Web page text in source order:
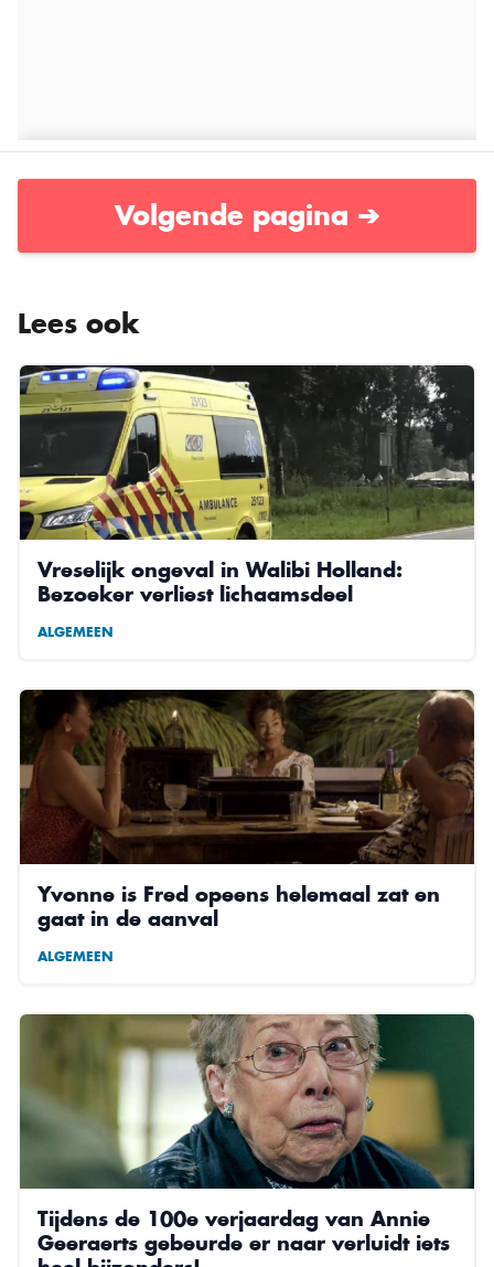
Volgende pagina ➔
Lees ook
Vreselijk ongeval in Walibi Holland:
Bezoeker verliest lichaamsdeel
ALGEMEEN
Yvonne is Fred opeens helemaal zat en
gaat in de aanval
ALGEMEEN
Tijdens de 100e verjaardag van Annie
Geeraerts gebeurde er naar verluidt iets